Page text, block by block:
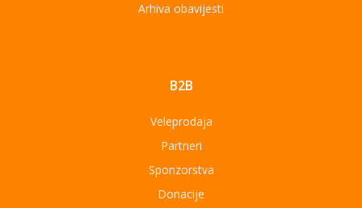
Arhiva obavijesti
B2B
Veleprodaja
Partneri
Sponzorstva
Donacije